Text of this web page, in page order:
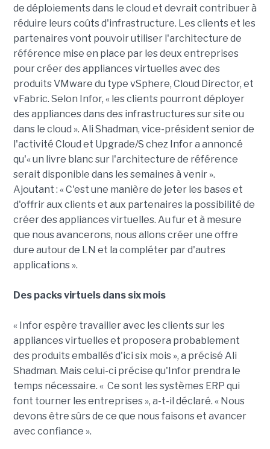
de déploiements dans le cloud et devrait contribuer à
réduire leurs coûts d'infrastructure. Les clients et les
partenaires vont pouvoir utiliser l'architecture de
référence mise en place par les deux entreprises
pour créer des appliances virtuelles avec des
produits VMware du type vSphere, Cloud Director, et
vFabric. Selon Infor, « les clients pourront déployer
des appliances dans des infrastructures sur site ou
dans le cloud ». Ali Shadman, vice-président senior de
l'activité Cloud et Upgrade/S chez Infor a annoncé
qu'« un livre blanc sur l'architecture de référence
serait disponible dans les semaines à venir ».
Ajoutant : « C'est une manière de jeter les bases et
d'offrir aux clients et aux partenaires la possibilité de
créer des appliances virtuelles. Au fur et à mesure
que nous avancerons, nous allons créer une offre
dure autour de LN et la compléter par d'autres
applications ».
Des packs virtuels dans six mois
« Infor espère travailler avec les clients sur les
appliances virtuelles et proposera probablement
des produits emballés d'ici six mois », a précisé Ali
Shadman. Mais celui-ci précise qu'Infor prendra le
temps nécessaire. « Ce sont les systèmes ERP qui
font tourner les entreprises », a-t-il déclaré. « Nous
devons être sûrs de ce que nous faisons et avancer
avec confiance ».